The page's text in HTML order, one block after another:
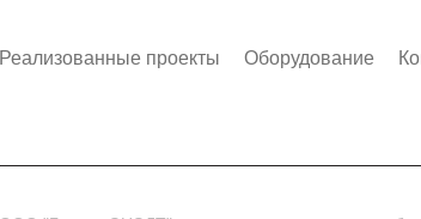
Реализованные проекты Оборудование